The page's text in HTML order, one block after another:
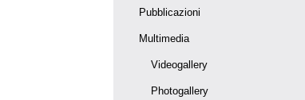
Pubblicazioni
Multimedia
Videogallery
Photogallery